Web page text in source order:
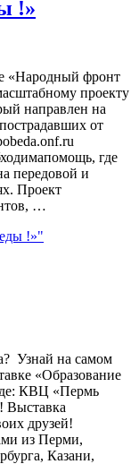
!»
«Народный фронт
проекту
направлен на
от
где
передовой и
Проект
…
!»"
Узнай на самом
«Образование
КВЦ «Пермь
Выставка
друзей!
из Перми,
Казани,